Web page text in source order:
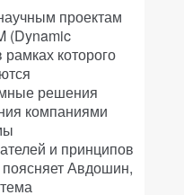
проектам
(Dynamic
которого
решения
компаниями
и принципов
Авдошин,